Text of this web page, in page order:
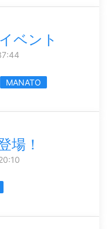
ベント
MANATO
場！